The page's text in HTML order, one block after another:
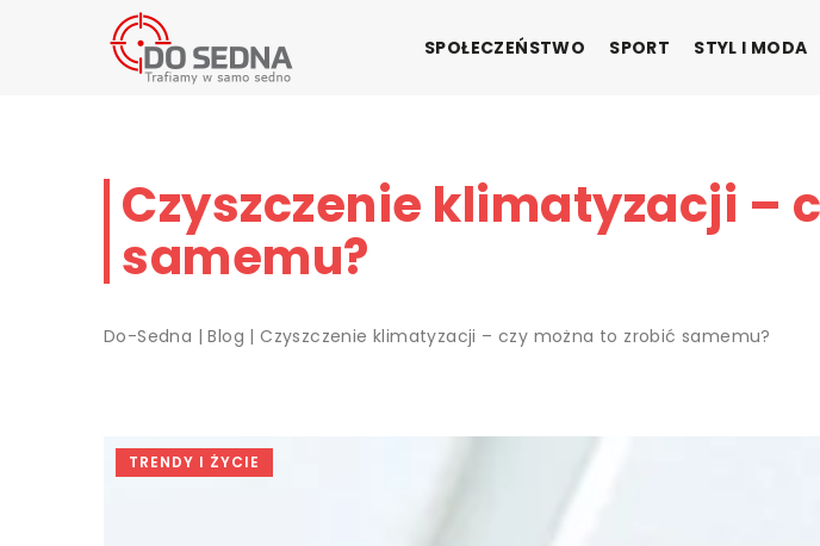
SPOŁECZEŃSTWO SPORT STYL I MODA
Czyszczenie klimatyzacji –
samemu?
Do-Sedna |Blog |Czyszczenie klimatyzacji – czy można to zrobić samemu?
TRENDY I ŻYCIE